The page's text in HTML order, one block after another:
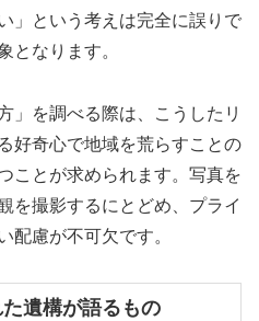
」という考えは完全に誤りで
となります。
」を調べる際は、こうしたリ
好奇心で地域を荒らすことの
ことが求められます。写真を
を撮影するにとどめ、プライ
配慮が不可欠です。
遺構が語るもの